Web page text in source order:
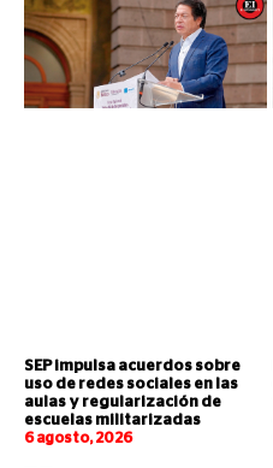
SEP impulsa acuerdos sobre
uso de redes sociales en las
aulas y regularización de
escuelas militarizadas
6 agosto, 2026